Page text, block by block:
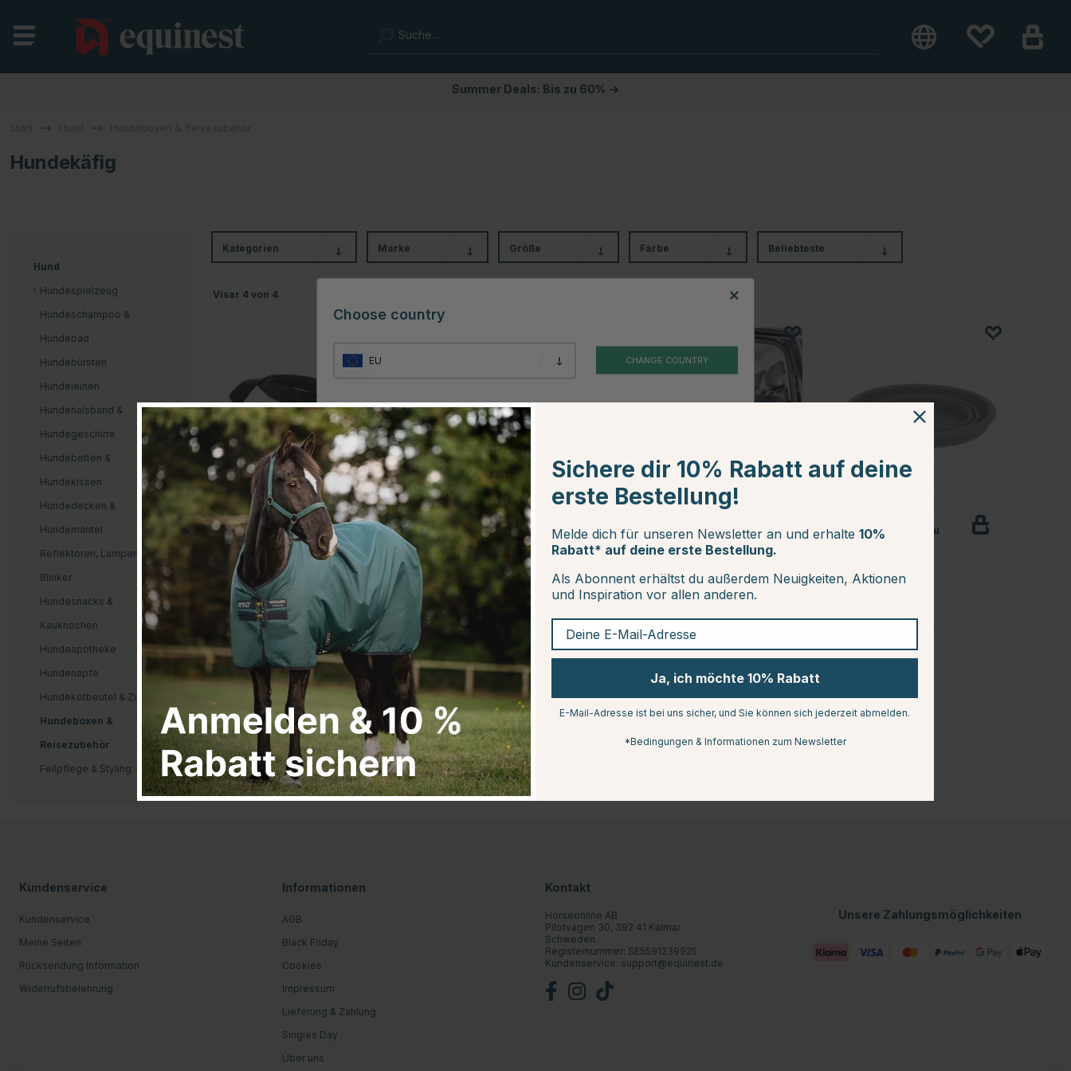
Summer Deals: Bis zu 60% →
Hundekäfig
Hund
Hundespielzeug
Hundeschampoo &
Hundebad
Hundebürsten
Hundeleinen
Hundehalsband &
Hundegeschirre
Hundebetten &
Hundekissen
Hundedecken &
Hundemäntel
Reflektoren, Lampen &
Blinker
Hundesnacks &
Kauknochen
Hundeapotheke
Hundenäpfe
Hundekotbeutel & Zubehör
Hundeboxen &
Reisezubehör
Fellpflege & Styling
Kategorien Marke Größe Farbe Beliebteste
Visar 4 von 4
DOGMAN
Autogurt für Hunde
€14.99
Bewertung: 2.0 von 5 Sternen
DOGMAN
Splashproof Napf Soft
Sara Grau 470ml
€9.99
Autositzschutz 145x160
cm Schwarz
Reiseschale Sara Grau
Kundenservice
Kundenservice
Meine Seiten
Rücksendung Information
Widerrufsbelehrung
Informationen
AGB
Black Friday
Cookies
Impressum
Lieferung & Zahlung
Singles Day
Über uns
Kontakt
Horseonline AB
Pilotvägen 30, 392 41 Kalmar
Schweden
Registernummer: SE5591239925
Kundenservice: support@equinest.de
Unsere Zahlungsmöglichkeiten
Choose country
EU CHANGE COUNTRY
Continue to equinest.de
Sichere dir 10% Rabatt auf deine
erste Bestellung!
Melde dich für unseren Newsletter an und erhalte 10%
Rabatt* auf deine erste Bestellung.
Als Abonnent erhältst du außerdem Neuigkeiten, Aktionen
und Inspiration vor allen anderen.
Deine E-Mail-Adresse
Ja, ich möchte 10% Rabatt
E-Mail-Adresse ist bei uns sicher, und Sie können sich jederzeit abmelden.
*Bedingungen & Informationen zum Newsletter